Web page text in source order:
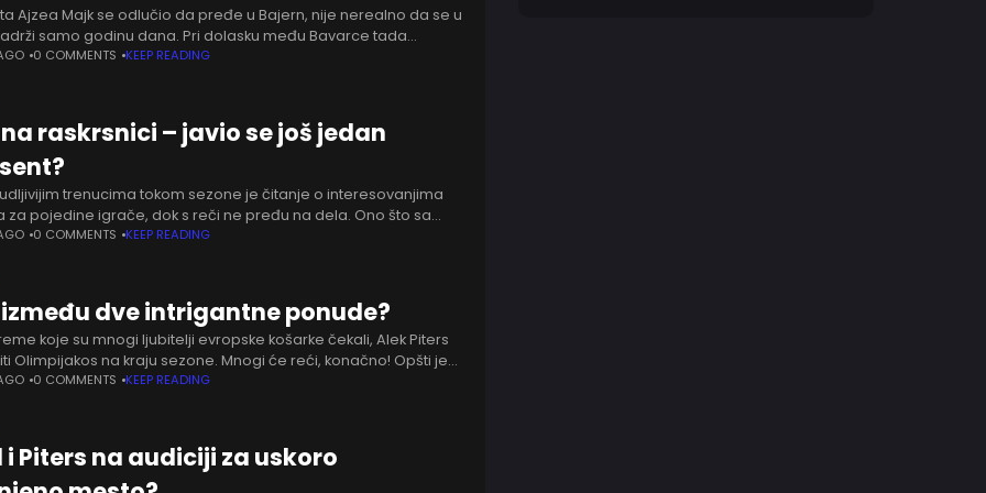
Ajzea Majk se odlučio da pređe u Bajern, nije nerealno da se u
samo godinu dana. Pri dolasku među Bavarce tada
je potpisao dvogodišnji ugovor,
0 COMMENTS KEEP READING
raskrsnici – javio se još jedan
trenucima tokom sezone je čitanje o interesovanjima
za pojedine igrače, dok s reči ne pređu na dela. Ono što sa
znamo je da Alek Piters napušta
0 COMMENTS KEEP READING
dve intrigantne ponude?
koje su mnogi ljubitelji evropske košarke čekali, Alek Piters
Olimpijakos na kraju sezone. Mnogi će reći, konačno! Opšti je
krilni centar treba
0 COMMENTS KEEP READING
i Piters na audiciji za uskoro